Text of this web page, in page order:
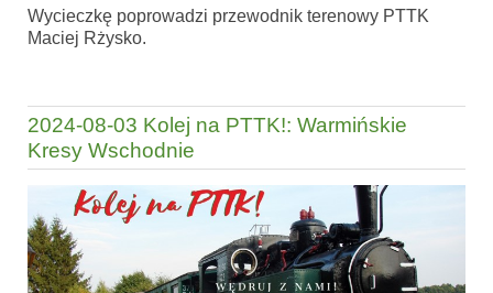
Wycieczkę poprowadzi przewodnik terenowy PTTK
Maciej Rżysko.
2024-08-03 Kolej na PTTK!: Warmińskie
Kresy Wschodnie